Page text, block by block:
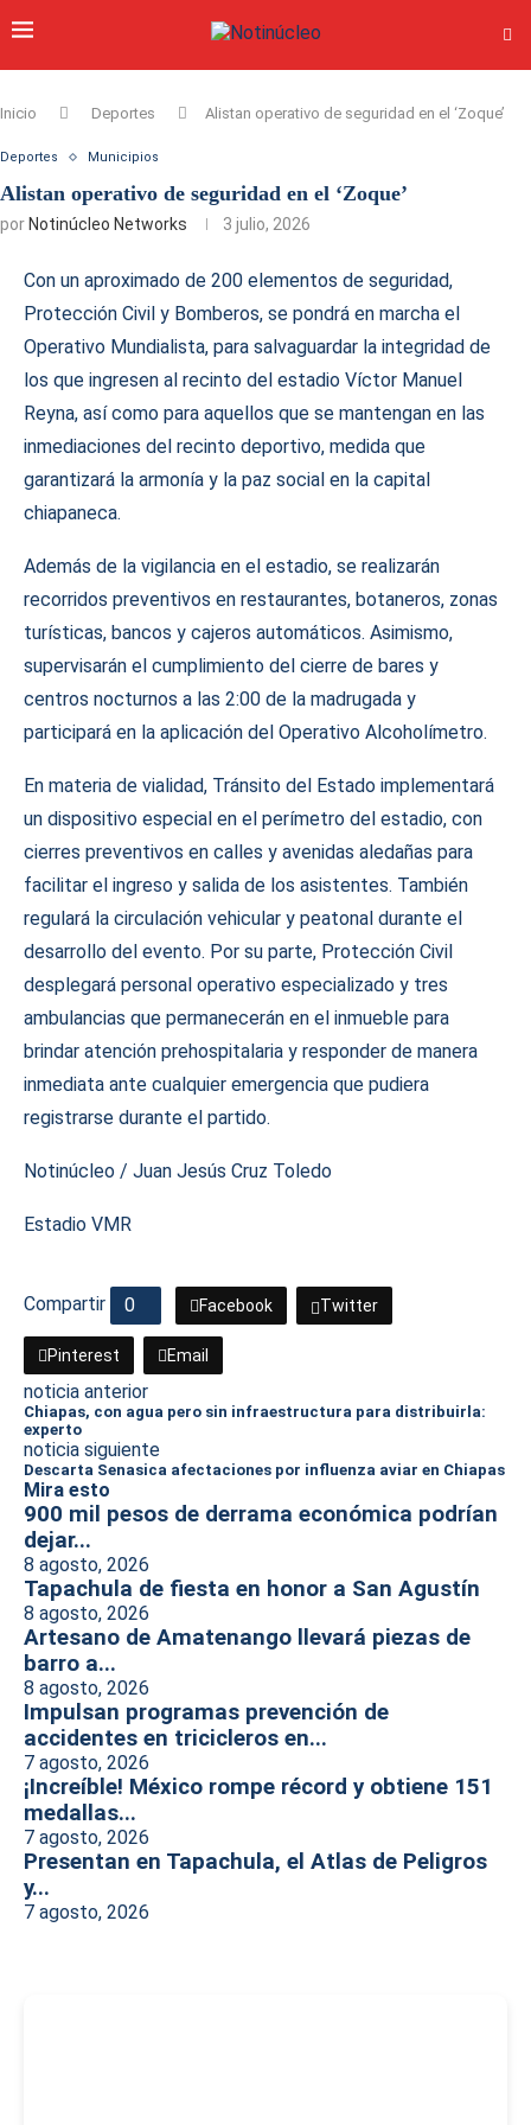
Inicio Deportes Alistan operativo de seguridad en el ‘Zoque’
Deportes Municipios
Alistan operativo de seguridad en el ‘Zoque’
por Notinúcleo Networks 3 julio, 2026
Con un aproximado de 200 elementos de seguridad,
Protección Civil y Bomberos, se pondrá en marcha el
Operativo Mundialista, para salvaguardar la integridad de
los que ingresen al recinto del estadio Víctor Manuel
Reyna, así como para aquellos que se mantengan en las
inmediaciones del recinto deportivo, medida que
garantizará la armonía y la paz social en la capital
chiapaneca.
Además de la vigilancia en el estadio, se realizarán
recorridos preventivos en restaurantes, botaneros, zonas
turísticas, bancos y cajeros automáticos. Asimismo,
supervisarán el cumplimiento del cierre de bares y
centros nocturnos a las 2:00 de la madrugada y
participará en la aplicación del Operativo Alcoholímetro.
En materia de vialidad, Tránsito del Estado implementará
un dispositivo especial en el perímetro del estadio, con
cierres preventivos en calles y avenidas aledañas para
facilitar el ingreso y salida de los asistentes. También
regulará la circulación vehicular y peatonal durante el
desarrollo del evento. Por su parte, Protección Civil
desplegará personal operativo especializado y tres
ambulancias que permanecerán en el inmueble para
brindar atención prehospitalaria y responder de manera
inmediata ante cualquier emergencia que pudiera
registrarse durante el partido.
Notinúcleo / Juan Jesús Cruz Toledo
Estadio VMR
Compartir 0 Facebook Twitter
Pinterest Email
noticia anterior
Chiapas, con agua pero sin infraestructura para distribuirla:
experto
noticia siguiente
Descarta Senasica afectaciones por influenza aviar en Chiapas
Mira esto
900 mil pesos de derrama económica podrían
dejar...
8 agosto, 2026
Tapachula de fiesta en honor a San Agustín
8 agosto, 2026
Artesano de Amatenango llevará piezas de
barro a...
8 agosto, 2026
Impulsan programas prevención de
accidentes en tricicleros en...
7 agosto, 2026
¡Increíble! México rompe récord y obtiene 151
medallas...
7 agosto, 2026
Presentan en Tapachula, el Atlas de Peligros
y...
7 agosto, 2026